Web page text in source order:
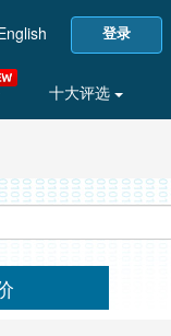
登录
十大评选